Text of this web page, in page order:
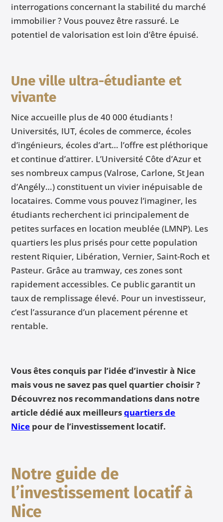
interrogations concernant la stabilité du marché
immobilier ? Vous pouvez être rassuré. Le
potentiel de valorisation est loin d’être épuisé.
Une ville ultra-étudiante et
vivante
Nice accueille plus de 40 000 étudiants !
Universités, IUT, écoles de commerce, écoles
d’ingénieurs, écoles d’art… l’offre est pléthorique
et continue d’attirer. L’Université Côte d’Azur et
ses nombreux campus (Valrose, Carlone, St Jean
d’Angély…) constituent un vivier inépuisable de
locataires. Comme vous pouvez l’imaginer, les
étudiants recherchent ici principalement de
petites surfaces en location meublée (LMNP). Les
quartiers les plus prisés pour cette population
restent Riquier, Libération, Vernier, Saint-Roch et
Pasteur. Grâce au tramway, ces zones sont
rapidement accessibles. Ce public garantit un
taux de remplissage élevé. Pour un investisseur,
c’est l’assurance d’un placement pérenne et
rentable.
Vous êtes conquis par l’idée d’investir à Nice
mais vous ne savez pas quel quartier choisir ?
Découvrez nos recommandations dans notre
article dédié aux meilleursquartiers de
Nice pour de l’investissement locatif.
Notre guide de
l’investissement locatif à
Nice